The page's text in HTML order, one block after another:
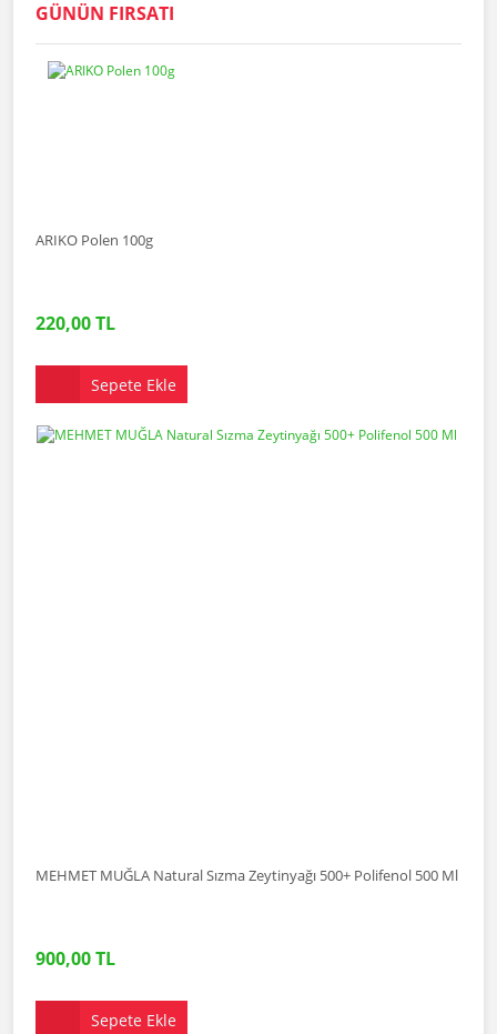
GÜNÜN FIRSATI
ARIKO Polen 100g
220,00 TL
Sepete Ekle
MEHMET MUĞLA Natural Sızma Zeytinyağı 500+ Polifenol 500 Ml
900,00 TL
Sepete Ekle